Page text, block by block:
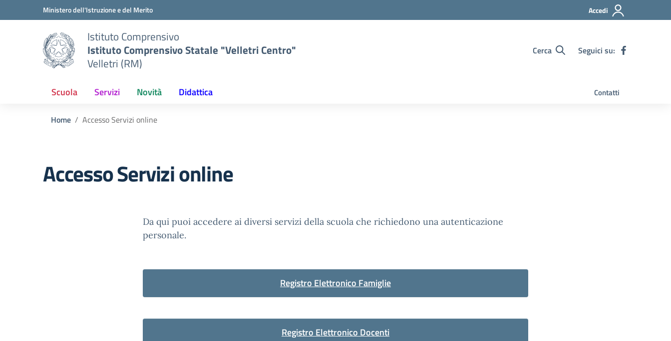
Vai ai contenuti
Vai al menu di navigazioneMinistero dell'Istruzione e del Merito Accedi
Istituto Comprensivo
Istituto Comprensivo Statale "Velletri Centro"
Velletri (RM)
Cerca Seguici su:
Scuola Servizi Novità Didattica Contatti
Home Accesso Servizi online
Accesso Servizi online
Da qui puoi accedere ai diversi servizi della scuola che richiedono una autenticazione
personale.
Registro Elettronico Famiglie
Registro Elettronico Docenti